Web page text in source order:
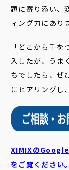
題に寄り添い、
ィング力にあり
「どこから手
入したが、うま
ちでしたら、ぜ
にヒアリングし
XIMIXの
をご覧ください。